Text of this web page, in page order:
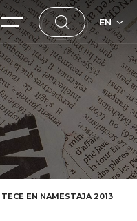
EN
TECE EN NAMESTAJA 2013